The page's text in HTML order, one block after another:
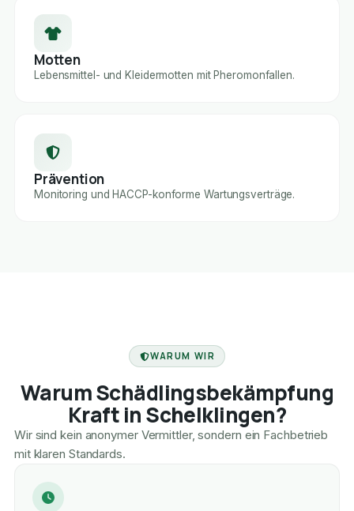
Motten
Lebensmittel- und Kleidermotten mit Pheromonfallen.
Prävention
Monitoring und HACCP-konforme Wartungsverträge.
WARUM WIR
Warum Schädlingsbekämpfung
Kraft in Schelklingen?
Wir sind kein anonymer Vermittler, sondern ein Fachbetrieb
mit klaren Standards.